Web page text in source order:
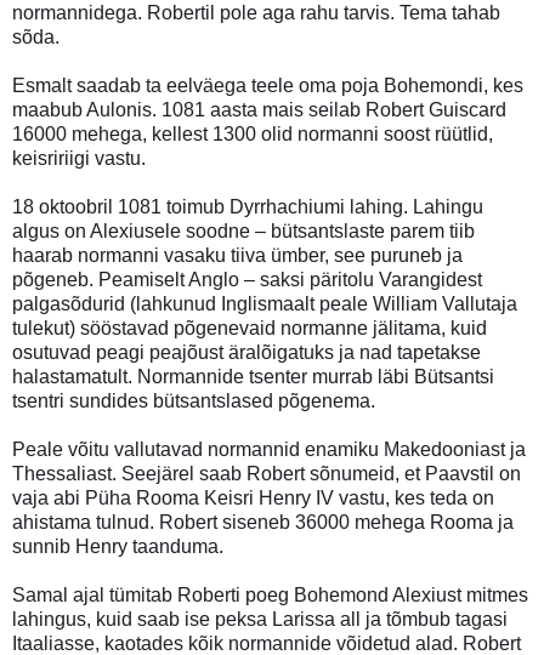
normannidega. Robertil pole aga rahu tarvis. Tema tahab
sõda.
Esmalt saadab ta eelväega teele oma poja Bohemondi, kes
maabub Aulonis. 1081 aasta mais seilab Robert Guiscard
16000 mehega, kellest 1300 olid normanni soost rüütlid,
keisririigi vastu.
18 oktoobril 1081 toimub Dyrrhachiumi lahing. Lahingu
algus on Alexiusele soodne – bütsantslaste parem tiib
haarab normanni vasaku tiiva ümber, see puruneb ja
põgeneb. Peamiselt Anglo – saksi päritolu Varangidest
palgasõdurid (lahkunud Inglismaalt peale William Vallutaja
tulekut) sööstavad põgenevaid normanne jälitama, kuid
osutuvad peagi peajõust äralõigatuks ja nad tapetakse
halastamatult. Normannide tsenter murrab läbi Bütsantsi
tsentri sundides bütsantslased põgenema.
Peale võitu vallutavad normannid enamiku Makedooniast ja
Thessaliast. Seejärel saab Robert sõnumeid, et Paavstil on
vaja abi Püha Rooma Keisri Henry IV vastu, kes teda on
ahistama tulnud. Robert siseneb 36000 mehega Rooma ja
sunnib Henry taanduma.
Samal ajal tümitab Roberti poeg Bohemond Alexiust mitmes
lahingus, kuid saab ise peksa Larissa all ja tõmbub tagasi
Itaaliasse, kaotades kõik normannide võidetud alad. Robert